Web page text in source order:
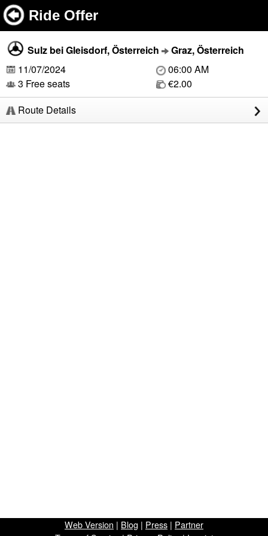
Ride Offer
Sulz bei Gleisdorf, Österreich
Graz, Österreich
11/07/2024
06:00 AM
3 Free seats
€2.00
Route Details
Web Version | Blog | Press | Partner